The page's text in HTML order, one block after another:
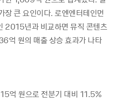
장 큰 요인이다.로엔엔터테인먼
2015년과 비교하면 뮤직 콘텐츠
억 원의 매출 상승 효과가 나타
억 원으로 전분기 대비 11.5%